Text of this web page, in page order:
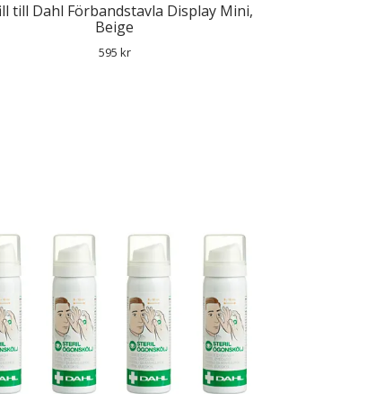
till Dahl Förbandstavla Display Mini,
Beige
595 kr